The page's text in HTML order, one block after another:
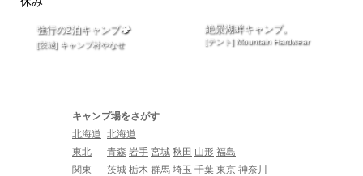
強行の2泊キャンプ🏕
[茨城] キャンプ村やなせ
絶景湖畔キャンプ。
[テント] Mountain Hardwear
キャンプ場をさがす
北海道 北海道
東北
青森 岩手 宮城 秋田 山形 福島
関東
茨城 栃木 群馬 埼玉 千葉 東京 神奈川